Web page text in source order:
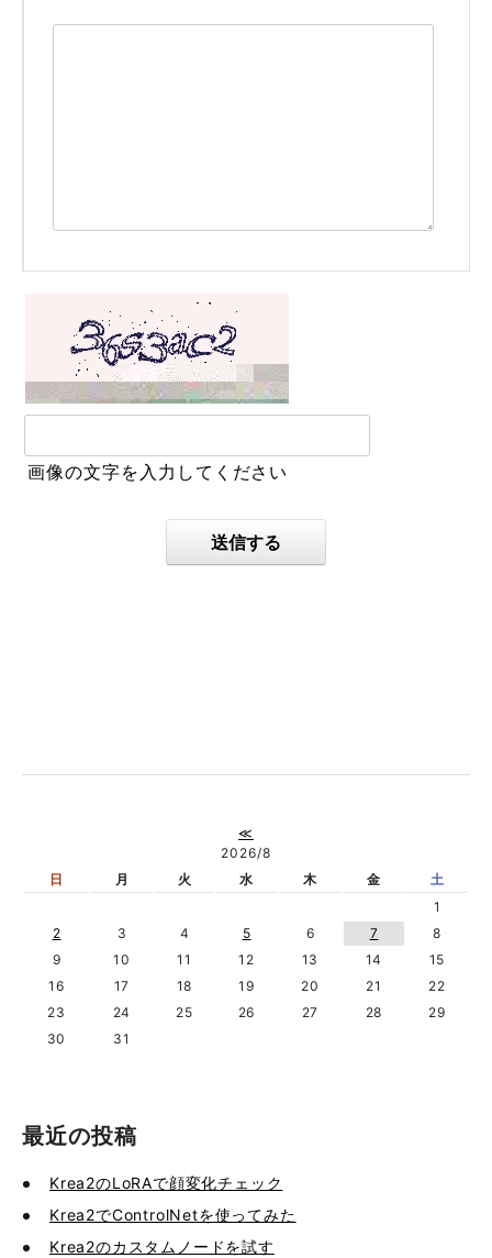
画像の文字を入力してください
送信する
≪
2026/8
日
月 火 水 木 金
土
1
2
3 4 5 6 7
8
9
10 11 12 13 14
15
16
17 18 19 20 21
22
23
24 25 26 27 28
29
30
31
最近の投稿
Krea2のLoRAで顔変化チェック
Krea2でControlNetを使ってみた
Krea2のカスタムノードを試す